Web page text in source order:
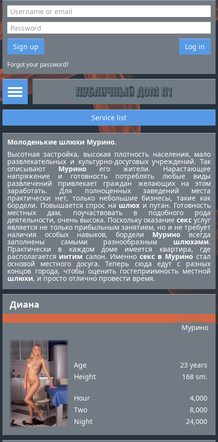
Sign up Log in
Forgot your password?
Service list
Диана
Мурино
Age
23 years
Height
168 sm.
Hour
4,000
Two
8,000
Night
24,000
Молоденькие шлюхи Мурино.
Высотная застройка, высокая плотность населения, мало
развлекательных и культурно-досуговых учреждений. Так
описывают Мурино его жители. Нарастающее
напряжение и готовность потреблять любые виды
развлечений привлекает граждан желающих на этом
заработать. Для полноценных заведений места
практически нет, только небольшие бизнесы, такие как
бордели. Повышается спрос на шлюх и путан. Готовность
местных дам, поучаствовать в подобного рода
деятельности, очень высока. Поскольку оказание секс услуг
является не только прибыльным занятием, но и не требует
наличия особых навыков, бордели Мурино всегда
заполнены самыми разнообразным шлюхами.
Практически в каждом доме имеется квартира, где
располагается интим салон. Именно секс в Мурино стал
основой местного досуга. Теперь сюда едут с разных
концов города, чтобы оценить гостеприимность местной
шлюхи, и просто отлично провести время.